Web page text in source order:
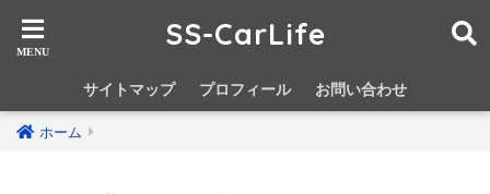
SS-CarLife
サイトマップ プロフィール お問い合わせ
ホーム